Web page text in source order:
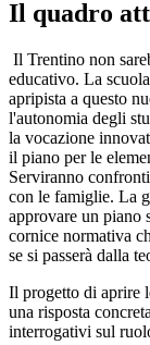
Il quadro
Il Trentino non
educativo. La
apripista a questo
l'autonomia degli
la vocazione
il piano per le
Serviranno
con le famiglie. La
approvare un piano
cornice normativa
se si passerà dalla
Il progetto di aprire
una risposta
interrogativi sul